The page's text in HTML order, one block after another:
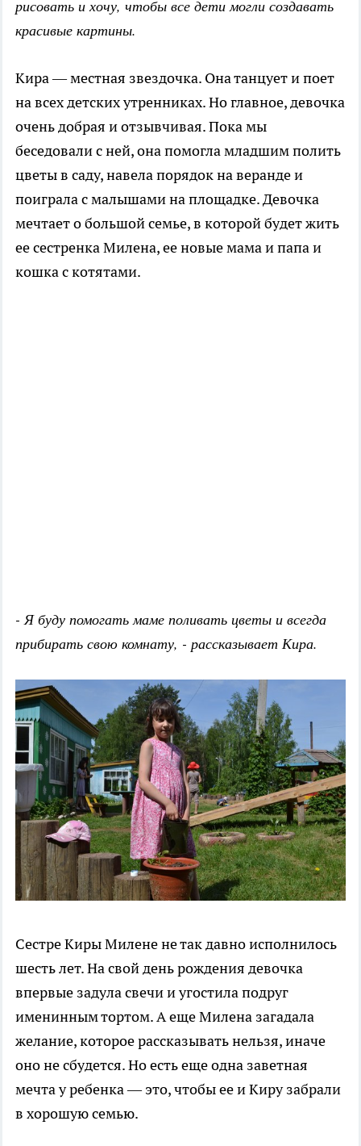
рисовать и хочу, чтобы все дети могли создавать
красивые картины.
Кира — местная звездочка. Она танцует и поет
на всех детских утренниках. Но главное, девочка
очень добрая и отзывчивая. Пока мы
беседовали с ней, она помогла младшим полить
цветы в саду, навела порядок на веранде и
поиграла с малышами на площадке. Девочка
мечтает о большой семье, в которой будет жить
ее сестренка Милена, ее новые мама и папа и
кошка с котятами.
- Я буду помогать маме поливать цветы и всегда
прибирать свою комнату, - рассказывает Кира.
Сестре Киры Милене не так давно исполнилось
шесть лет. На свой день рождения девочка
впервые задула свечи и угостила подруг
именинным тортом. А еще Милена загадала
желание, которое рассказывать нельзя, иначе
оно не сбудется. Но есть еще одна заветная
мечта у ребенка — это, чтобы ее и Киру забрали
в хорошую семью.